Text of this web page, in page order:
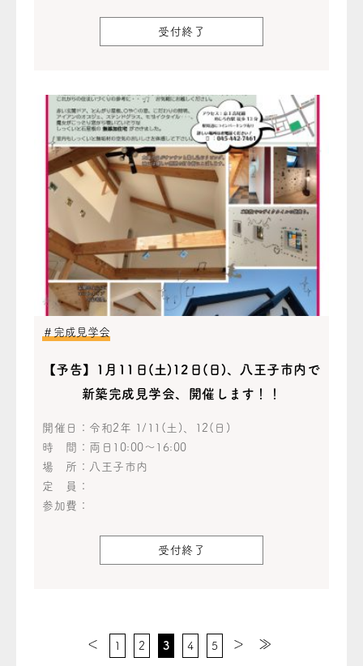
受付終了
＃完成見学会
【予告】1月11日(土)12日(日)、八王子市内で
新築完成見学会、開催します！！
開催日： 令和2年 1/11(土)、12(日)
時 間： 両日10:00～16:00
場 所：
八王子市内
定 員：
参加費：
受付終了
＜ 1 2 3 4 5 ＞ ≫